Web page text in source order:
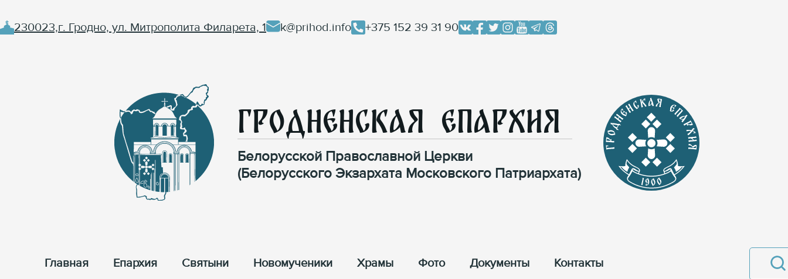
230023,г. Гродно, ул. Митрополита Филарета, 1 k@prihod.info +375 152 39 31 90
Гродненская Епархия
Белорусской Православной Церкви
(Белорусского Экзархата Московского Патриархата)
Главная Епархия Cвятыни Новомученики Храмы Фото Документы Контакты